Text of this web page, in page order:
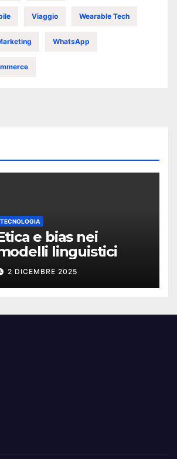
Viaggio Wearable Tech
WhatsApp
TECNOLOGIA
e bias nei
linguistici
2 DICEMBRE 2025